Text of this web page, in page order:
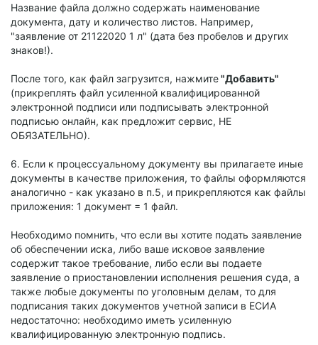
Название файла должно содержать наименование
документа, дату и количество листов. Например,
"заявление от 21122020 1 л" (дата без пробелов и других
знаков!).
После того, как файл загрузится, нажмите"Добавить"
(прикреплять файл усиленной квалифицированной
электронной подписи или подписывать электронной
подписью онлайн, как предложит сервис, НЕ
ОБЯЗАТЕЛЬНО).
6. Если к процессуальному документу вы прилагаете иные
документы в качестве приложения, то файлы оформляются
аналогично - как указано в п.5, и прикрепляются как файлы
приложения: 1 документ = 1 файл.
Необходимо помнить, что если вы хотите подать заявление
об обеспечении иска, либо ваше исковое заявление
содержит такое требование, либо если вы подаете
заявление о приостановлении исполнения решения суда, а
также любые документы по уголовным делам, то для
подписания таких документов учетной записи в ЕСИА
недостаточно: необходимо иметь усиленную
квалифицированную электронную подпись.